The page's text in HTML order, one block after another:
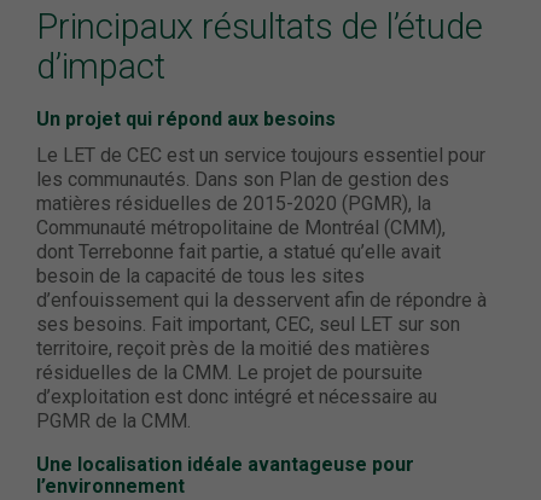
Principaux résultats de l’étude
d’impact
Un projet qui répond aux besoins
Le LET de CEC est un service toujours essentiel pour
les communautés. Dans son Plan de gestion des
matières résiduelles de 2015-2020 (PGMR), la
Communauté métropolitaine de Montréal (CMM),
dont Terrebonne fait partie, a statué qu’elle avait
besoin de la capacité de tous les sites
d’enfouissement qui la desservent afin de répondre à
ses besoins. Fait important, CEC, seul LET sur son
territoire, reçoit près de la moitié des matières
résiduelles de la CMM. Le projet de poursuite
d’exploitation est donc intégré et nécessaire au
PGMR de la CMM.
Une localisation idéale avantageuse pour
l’environnement